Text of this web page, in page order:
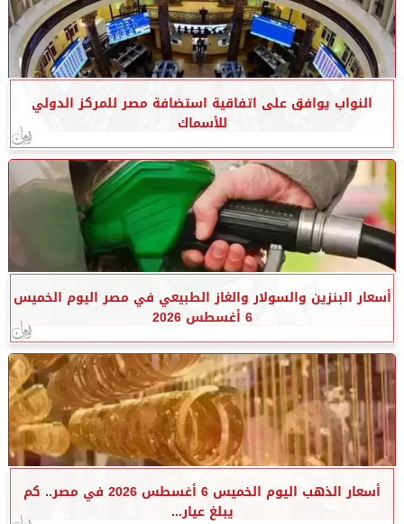
النواب يوافق على اتفاقية استضافة مصر للمركز الدولي
للأسماك
أسعار البنزين والسولار والغاز الطبيعي في مصر اليوم الخميس
6 أغسطس 2026
أسعار الذهب اليوم الخميس 6 أغسطس 2026 في مصر.. كم
يبلغ عيار...